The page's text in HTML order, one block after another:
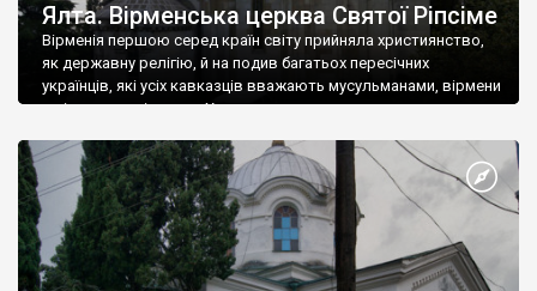
Ялта. Вірменська церква Святої Ріпсіме
Вірменія першою серед країн світу прийняла християнство,
як державну релігію, й на подив багатьох пересічних
українців, які усіх кавказців вважають мусульманами, вірмени
є відданими вірянами Христа